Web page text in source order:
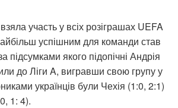
участь у всіх розіграшах UEFA
успішним для команди став
підсумками якого підопічні Андрія
до Ліги A, вигравши свою групу у
українців були Чехія (1:0, 2:1)
1: 4).